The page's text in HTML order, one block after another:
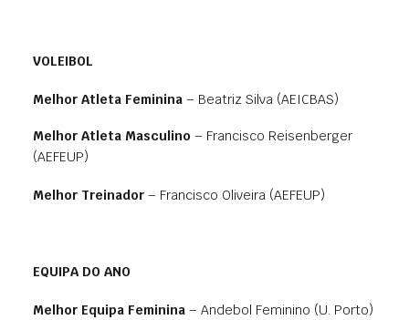
VOLEIBOL
Melhor Atleta Feminina – Beatriz Silva (AEICBAS)
Melhor Atleta Masculino – Francisco Reisenberger
(AEFEUP)
Melhor Treinador – Francisco Oliveira (AEFEUP)
EQUIPA DO ANO
Melhor Equipa Feminina – Andebol Feminino (U. Porto)